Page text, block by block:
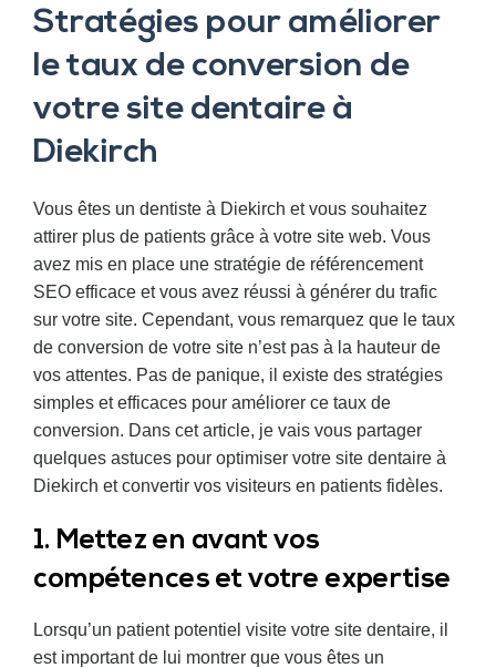
Stratégies pour améliorer
le taux de conversion de
votre site dentaire à
Diekirch
Vous êtes un dentiste à Diekirch et vous souhaitez
attirer plus de patients grâce à votre site web. Vous
avez mis en place une stratégie de référencement
SEO efficace et vous avez réussi à générer du trafic
sur votre site. Cependant, vous remarquez que le taux
de conversion de votre site n’est pas à la hauteur de
vos attentes. Pas de panique, il existe des stratégies
simples et efficaces pour améliorer ce taux de
conversion. Dans cet article, je vais vous partager
quelques astuces pour optimiser votre site dentaire à
Diekirch et convertir vos visiteurs en patients fidèles.
1. Mettez en avant vos
compétences et votre expertise
Lorsqu’un patient potentiel visite votre site dentaire, il
est important de lui montrer que vous êtes un